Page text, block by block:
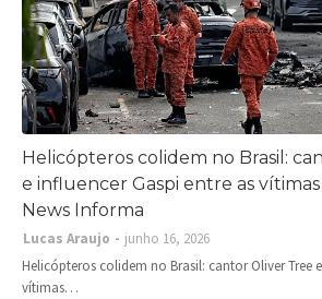
Helicópteros colidem no Brasil:
e influencer Gaspi entre as vítimas
News Informa
Lucas Araujo
junho 16, 2026
Helicópteros colidem no Brasil: cantor Oliver Tree
vítimas…